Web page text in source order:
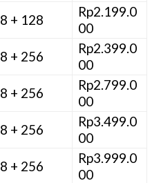
8 + 128
Rp2.199.0
00
8 + 256
Rp2.399.0
00
8 + 256
Rp2.799.0
00
8 + 256
Rp3.499.0
00
8 + 256
Rp3.999.0
00